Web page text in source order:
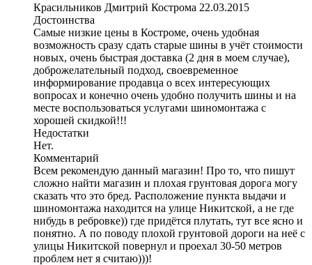
Красильников Дмитрий Кострома 22.03.2015
Достоинства
Самые низкие цены в Костроме, очень удобная
возможность сразу сдать старые шины в учёт стоимости
новых, очень быстрая доставка (2 дня в моем случае),
доброжелательный подход, своевременное
информирование продавца о всех интересующих
вопросах и конечно очень удобно получить шины и на
месте воспользоваться услугами шиномонтажа с
хорошей скидкой!!!
Недостатки
Нет.
Комментарий
Всем рекомендую данный магазин! Про то, что пишут
сложно найти магазин и плохая грунтовая дорога могу
сказать что это бред. Расположение пункта выдачи и
шиномонтажа находится на улице Никитской, а не где
нибудь в ребровке)) где придётся плутать, тут все ясно и
понятно. А по поводу плохой грунтовой дороги на неё с
улицы Никитской повернул и проехал 30-50 метров
проблем нет я считаю)))!